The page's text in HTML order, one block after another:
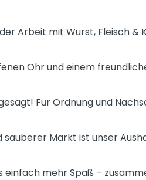
Arbeit mit Wurst, Fleisch
Ohr und einem
Für Ordnung und
sauberer Markt ist unser
einfach mehr Spaß –